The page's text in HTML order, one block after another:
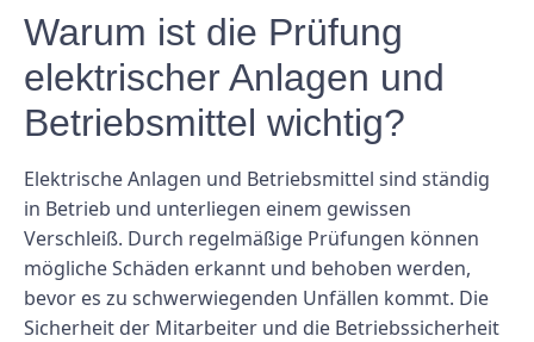
Warum ist die Prüfung
elektrischer Anlagen und
Betriebsmittel wichtig?
Elektrische Anlagen und Betriebsmittel sind ständig
in Betrieb und unterliegen einem gewissen
Verschleiß. Durch regelmäßige Prüfungen können
mögliche Schäden erkannt und behoben werden,
bevor es zu schwerwiegenden Unfällen kommt. Die
Sicherheit der Mitarbeiter und die Betriebssicherheit